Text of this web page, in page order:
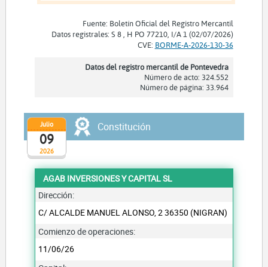
Fuente: Boletín Oficial del Registro Mercantil
Datos registrales: S 8 , H PO 77210, I/A 1 (02/07/2026)
CVE: BORME-A-2026-130-36
Datos del registro mercantil de Pontevedra
Número de acto: 324.552
Número de página: 33.964
2026
Julio
09
Constitución
AGAB INVERSIONES Y CAPITAL SL
Dirección:
C/ ALCALDE MANUEL ALONSO, 2 36350 (NIGRAN)
Comienzo de operaciones:
11/06/26